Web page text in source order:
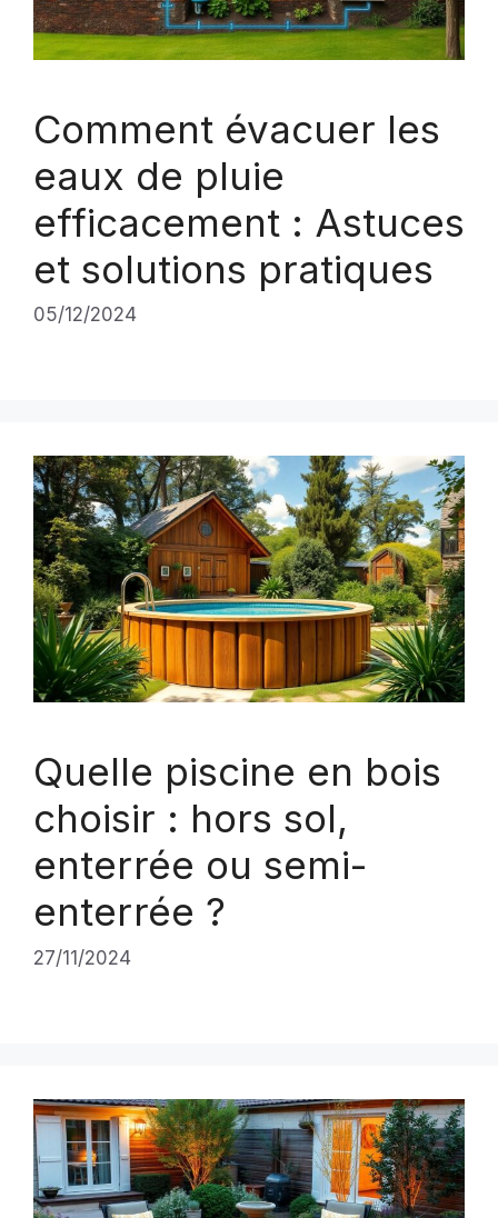
Comment évacuer les
eaux de pluie
efficacement : Astuces
et solutions pratiques
05/12/2024
Quelle piscine en bois
choisir : hors sol,
enterrée ou semi-
enterrée ?
27/11/2024